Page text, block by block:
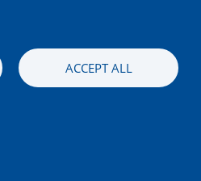
ACCEPT ALL